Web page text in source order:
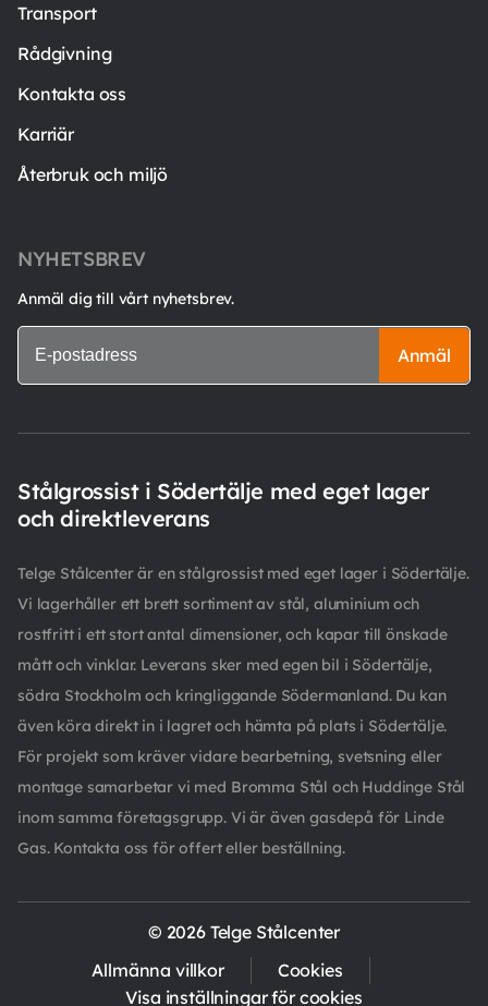
Transport
Rådgivning
Kontakta oss
Karriär
Återbruk och miljö
NYHETSBREV
Anmäl dig till vårt nyhetsbrev.
Anmäl
Stålgrossist i Södertälje med eget lager
och direktleverans
Telge Stålcenter är en stålgrossist med eget lager i Södertälje.
Vi lagerhåller ett brett sortiment av stål, aluminium och
rostfritt i ett stort antal dimensioner, och kapar till önskade
mått och vinklar. Leverans sker med egen bil i Södertälje,
södra Stockholm och kringliggande Södermanland. Du kan
även köra direkt in i lagret och hämta på plats i Södertälje.
För projekt som kräver vidare bearbetning, svetsning eller
montage samarbetar vi med Bromma Stål och Huddinge Stål
inom samma företagsgrupp. Vi är även gasdepå för Linde
Gas. Kontakta oss för offert eller beställning.
© 2026 Telge Stålcenter
Allmänna villkor
Cookies
Visa inställningar för cookies